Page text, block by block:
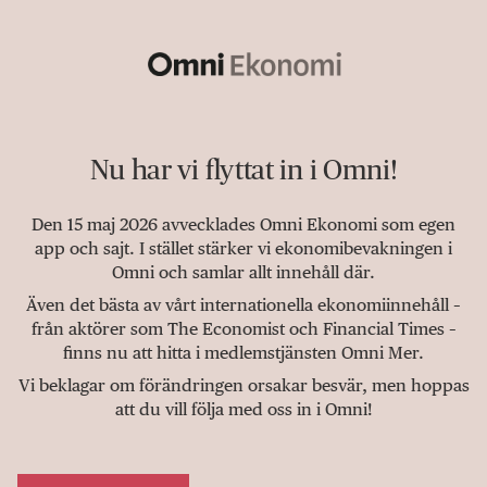
Nu har vi flyttat in i Omni!
Den 15 maj 2026 avvecklades Omni Ekonomi som egen
app och sajt. I stället stärker vi ekonomibevakningen i
Omni och samlar allt innehåll där.
Även det bästa av vårt internationella ekonomiinnehåll –
från aktörer som The Economist och Financial Times –
finns nu att hitta i medlemstjänsten Omni Mer.
Vi beklagar om förändringen orsakar besvär, men hoppas
att du vill följa med oss in i Omni!